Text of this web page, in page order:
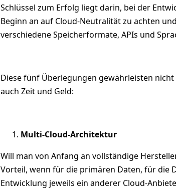
Schlüssel zum Erfolg liegt darin, bei der
Beginn an auf Cloud-Neutralität zu achten
verschiedene Speicherformate, APIs und
Diese fünf Überlegungen gewährleisten
auch Zeit und Geld:
Multi-Cloud-Architektur
Will man von Anfang an vollständige
Vorteil, wenn für die primären Daten, für die
Entwicklung jeweils ein anderer Cloud-